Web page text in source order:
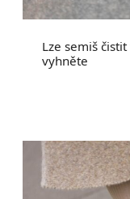
Lze semiš
vyhněte